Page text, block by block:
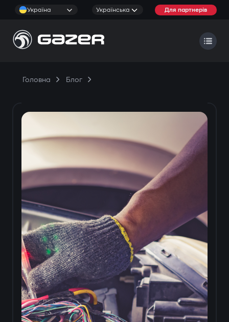
Україна Українська Для партнерів
Головна Блог